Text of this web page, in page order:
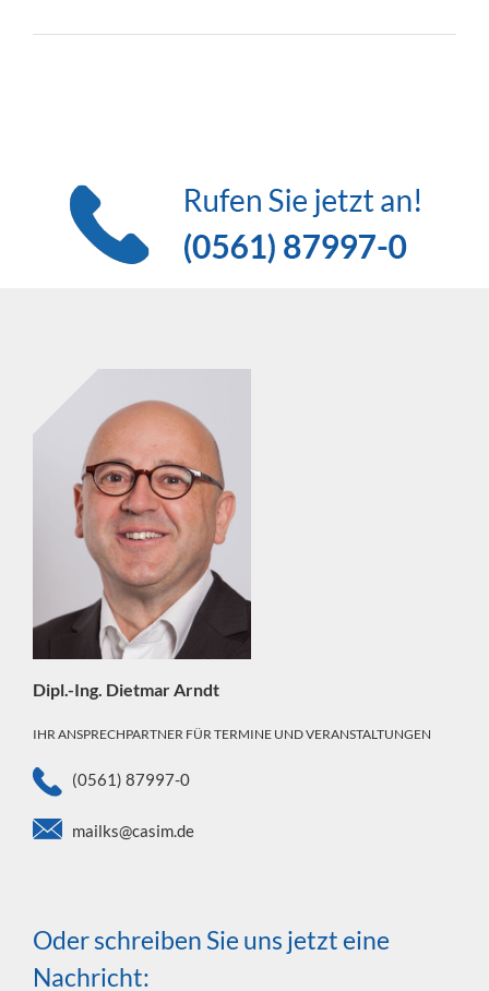
Dipl.-Ing. Dietmar Arndt
IHR ANSPRECHPARTNER FÜR TERMINE UND VERANSTALTUNGEN
(0561) 87997-0
mailks@casim.de
Oder schreiben Sie uns jetzt eine
Nachricht: